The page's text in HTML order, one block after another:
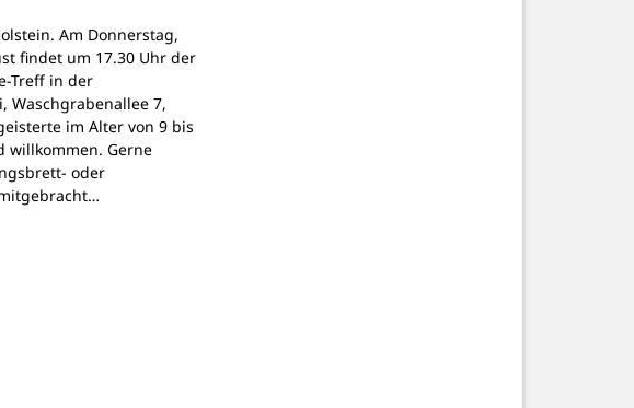
Am Donnerstag,
findet um 17.30 Uhr der
Treff in der
Waschgrabenallee 7,
im Alter von 9 bis
willkommen. Gerne
oder